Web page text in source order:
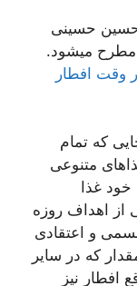
حسین حسینی
مطرح میشود.
وقت افطار
که تمام
متنوعی
غذا
از اهداف روزه
و اعتقادی
که در سایر
افطار نیز